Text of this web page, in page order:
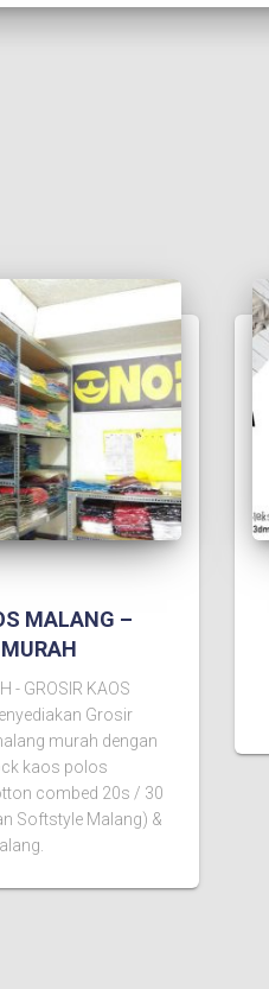
MALANG –
- GROSIR KAOS
Grosir
murah dengan
kaos polos
combed 20s / 30
Softstyle Malang) &